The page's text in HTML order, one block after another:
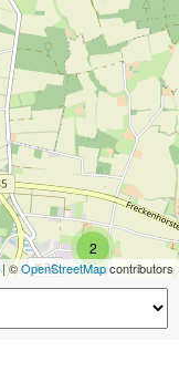
2
| ©OpenStreetMapcontributors